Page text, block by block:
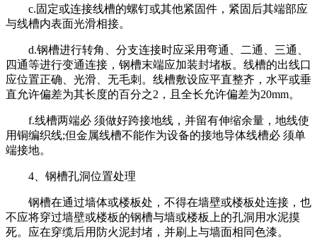
c.固定或连接线槽的螺钉或其他紧固件，紧固后其端部应
与线槽内表面光滑相接。
d.钢槽进行转角、分支连接时应采用弯通、二通、三通、
四通等进行变通连接，钢槽末端应加装封堵板。线槽的出线口
应位置正确、光滑、无毛刺。线槽敷设应平直整齐，水平或垂
直允许偏差为其长度的百分之2，且全长允许偏差为20mm。
f.线槽两端必 须做好跨接地线，并留有伸缩余量，地线使
用铜编织线;但金属线槽不能作为设备的接地导体线槽必 须单
端接地。
4、钢槽孔洞位置处理
钢槽在通过墙体或楼板处，不得在墙壁或楼板处连接，也
不应将穿过墙壁或楼板的钢槽与墙或楼板上的孔洞用水泥摸
死。应在穿缆后用防火泥封堵，并刷上与墙面相同色漆。